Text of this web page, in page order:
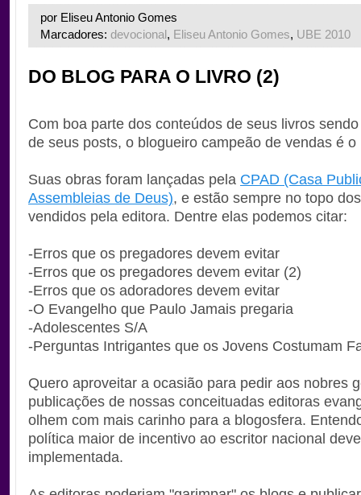
por Eliseu Antonio Gomes
Marcadores: devocional, Eliseu Antonio Gomes, UBE 2010
DO BLOG PARA O LIVRO (2)
Com boa parte dos conteúdos de seus livros
de seus posts, o blogueiro campeão de vendas é o
Suas obras foram lançadas pela CPAD (Casa
Assembleias de Deus), e estão sempre no topo
vendidos pela editora. Dentre elas podemos citar:
-Erros que os pregadores devem evitar
-Erros que os pregadores devem evitar (2)
-Erros que os adoradores devem evitar
-O Evangelho que Paulo Jamais pregaria
-Adolescentes S/A
-Perguntas Intrigantes que os Jovens Costumam
Quero aproveitar a ocasião para pedir aos nobres
publicações de nossas conceituadas editoras
olhem com mais carinho para a blogosfera.
política maior de incentivo ao escritor nacional
implementada.